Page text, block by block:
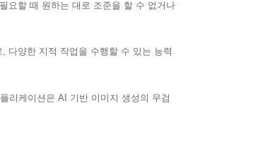
요할 때 원하는 대로 조준을 할 수 없거나
다양한 지적 작업을 수행할 수 있는 능력
리케이션은 AI 기반 이미지 생성의 무검